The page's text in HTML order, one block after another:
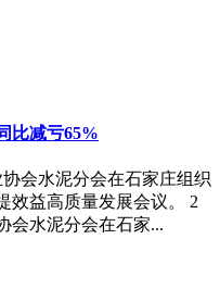
比减亏65%
会水泥分会在石家庄组织
效益高质量发展会议。 2
会水泥分会在石家...